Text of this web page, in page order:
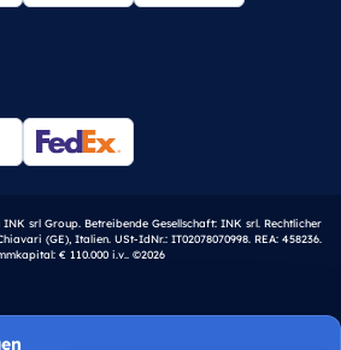
srl Group. Betreibende Gesellschaft: INK srl. Rechtlicher
(GE), Italien. USt-IdNr.: IT02078070998. REA: 458236.
€ 110.000 i.v.. ©2026